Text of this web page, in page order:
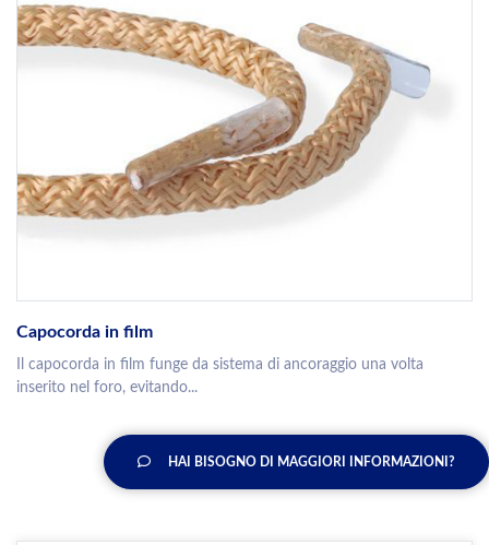
Capocorda in film
Il capocorda in film funge da sistema di ancoraggio una volta
inserito nel foro, evitando...
HAI BISOGNO DI MAGGIORI INFORMAZIONI?